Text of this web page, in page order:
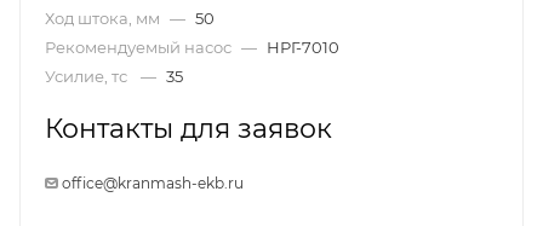
Ход штока, мм — 50
Рекомендуемый насос — НРГ-7010
Усилие, тс
— 35
Контакты для заявок
office@kranmash-ekb.ru